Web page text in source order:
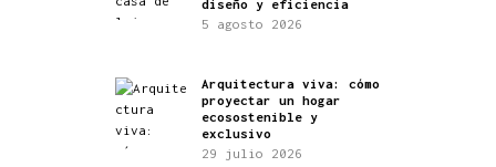
diseño y eficiencia
5 agosto 2026
Arquitectura viva: cómo
proyectar un hogar
ecosostenible y
exclusivo
29 julio 2026